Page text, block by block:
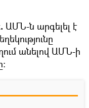
ԱՄՆ-ն արգելել է
անելով ԱՄՆ-ի